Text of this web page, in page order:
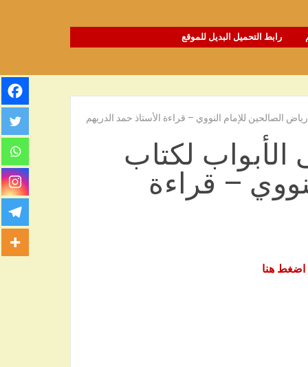
رابط التحميل البديل للموقع
الصالحين للإمام النووي – قراءة الأستاذ حمد الدريهم
لكتاب
– قراءة
اضغط هنا